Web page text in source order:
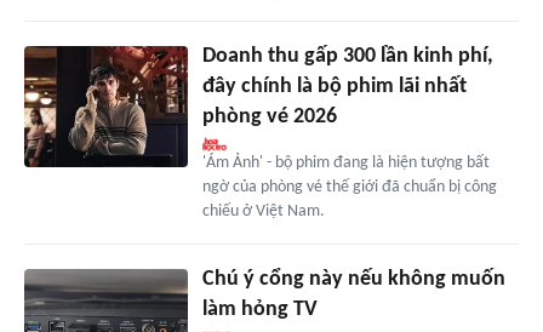
Doanh thu gấp 300 lần kinh phí,
đây chính là bộ phim lãi nhất
phòng vé 2026
'Ám Ảnh' - bộ phim đang là hiện tượng bất
ngờ của phòng vé thế giới đã chuẩn bị công
chiếu ở Việt Nam.
Chú ý cổng này nếu không muốn
làm hỏng TV